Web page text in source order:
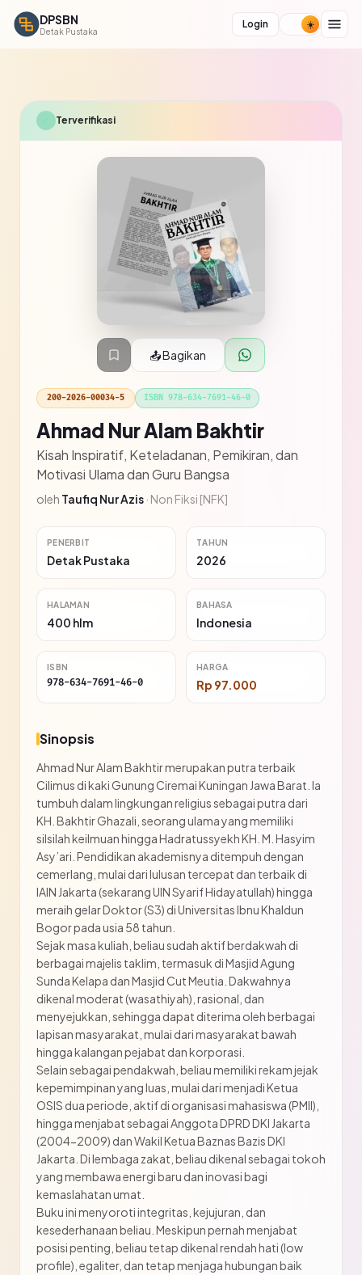
DPSBN
Detak Pustaka
Login
✓ Terverifikasi
📤 Bagikan
200-2026-00034-5 ISBN 978-634-7691-46-0
Ahmad Nur Alam Bakhtir
Kisah Inspiratif, Keteladanan, Pemikiran, dan
Motivasi Ulama dan Guru Bangsa
oleh Taufiq Nur Azis · Non Fiksi [NFK]
PENERBIT
Detak Pustaka
TAHUN
2026
HALAMAN
400 hlm
BAHASA
Indonesia
ISBN
978-634-7691-46-0
HARGA
Rp 97.000
Sinopsis
Ahmad Nur Alam Bakhtir merupakan putra terbaik
Cilimus di kaki Gunung Ciremai Kuningan Jawa Barat. Ia
tumbuh dalam lingkungan religius sebagai putra dari
KH. Bakhtir Ghazali, seorang ulama yang memiliki
silsilah keilmuan hingga Hadratussyekh KH. M. Hasyim
Asy’ari. Pendidikan akademisnya ditempuh dengan
cemerlang, mulai dari lulusan tercepat dan terbaik di
IAIN Jakarta (sekarang UIN Syarif Hidayatullah) hingga
meraih gelar Doktor (S3) di Universitas Ibnu Khaldun
Bogor pada usia 58 tahun.
Sejak masa kuliah, beliau sudah aktif berdakwah di
berbagai majelis taklim, termasuk di Masjid Agung
Sunda Kelapa dan Masjid Cut Meutia. Dakwahnya
dikenal moderat (wasathiyah), rasional, dan
menyejukkan, sehingga dapat diterima oleh berbagai
lapisan masyarakat, mulai dari masyarakat bawah
hingga kalangan pejabat dan korporasi.
Selain sebagai pendakwah, beliau memiliki rekam jejak
kepemimpinan yang luas, mulai dari menjadi Ketua
OSIS dua periode, aktif di organisasi mahasiswa (PMII),
hingga menjabat sebagai Anggota DPRD DKI Jakarta
(2004-2009) dan Wakil Ketua Baznas Bazis DKI
Jakarta. Di lembaga zakat, beliau dikenal sebagai tokoh
yang membawa energi baru dan inovasi bagi
kemaslahatan umat.
Buku ini menyoroti integritas, kejujuran, dan
kesederhanaan beliau. Meskipun pernah menjabat
posisi penting, beliau tetap dikenal rendah hati (low
profile), egaliter, dan tetap menjaga hubungan baik